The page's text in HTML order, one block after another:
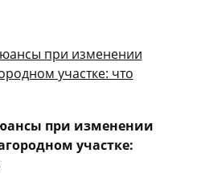
при изменении
участке: